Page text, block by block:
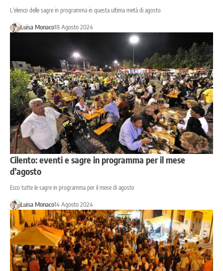
L'elenco delle sagre in programma in questa ultima metà di agosto
Luisa Monaco18 Agosto 2024
Cilento: eventi e sagre in programma per il mese
d’agosto
Ecco tutte le sagre in programma per il mese di agosto
Luisa Monaco14 Agosto 2024